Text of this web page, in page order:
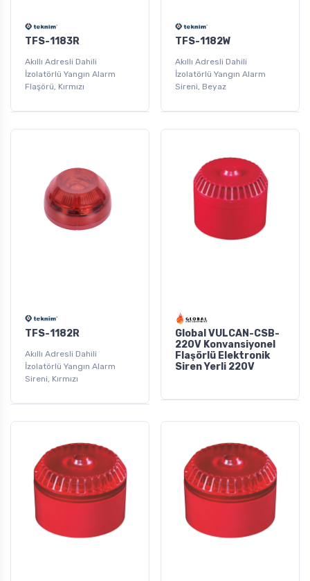
TFS-1183R
Akıllı Adresli Dahili
İzolatörlü Yangın Alarm
Flaşörü, Kırmızı
TFS-1182W
Akıllı Adresli Dahili
İzolatörlü Yangın Alarm
Sireni, Beyaz
TFS-1182R
Akıllı Adresli Dahili
İzolatörlü Yangın Alarm
Sireni, Kırmızı
Global VULCAN-CSB-
220V Konvansiyonel
Flaşörlü Elektronik
Siren Yerli 220V